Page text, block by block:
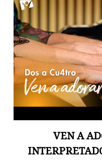
VEN A